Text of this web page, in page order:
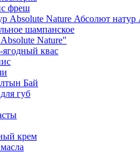
фреш
Абсолют натур
шампанское
Nature"
квас
Бай
губ
крем